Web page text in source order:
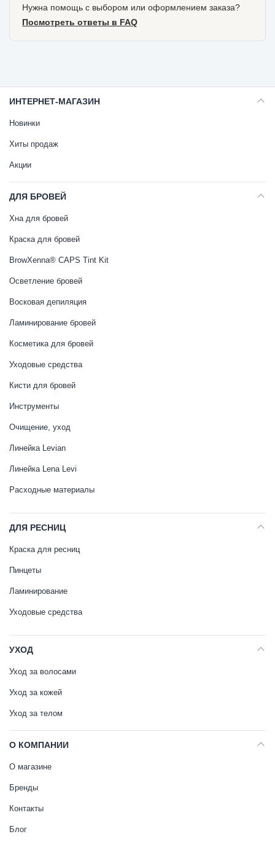
Нужна помощь с выбором или оформлением заказа?
Посмотреть ответы в FAQ
ИНТЕРНЕТ-МАГАЗИН
Новинки
Хиты продаж
Акции
ДЛЯ БРОВЕЙ
Хна для бровей
Краска для бровей
BrowXenna® CAPS Tint Kit
Осветление бровей
Восковая депиляция
Ламинирование бровей
Косметика для бровей
Уходовые средства
Кисти для бровей
Инструменты
Очищение, уход
Линейка Levian
Линейка Lena Levi
Расходные материалы
ДЛЯ РЕСНИЦ
Краска для ресниц
Пинцеты
Ламинирование
Уходовые средства
УХОД
Уход за волосами
Уход за кожей
Уход за телом
О КОМПАНИИ
О магазине
Бренды
Контакты
Блог